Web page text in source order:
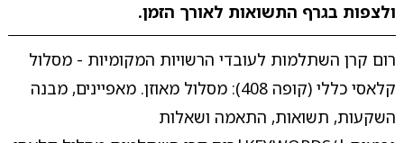
ולצפות בגרף התשואות לאורך הזמן.
רום קרן השתלמות לעובדי הרשויות המקומיות - מסלול
קלאסי כללי (קופה 408): מסלול מאוזן. מאפיינים, מבנה
השקעות, תשואות, התאמה ושאלות